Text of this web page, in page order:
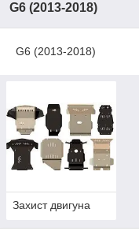
G6 (2013-2018)
G6 (2013-2018)
Захист двигуна